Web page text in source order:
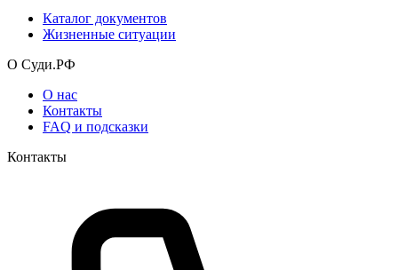
Каталог документов
Жизненные ситуации
О Суди.РФ
О нас
Контакты
FAQ и подсказки
Контакты